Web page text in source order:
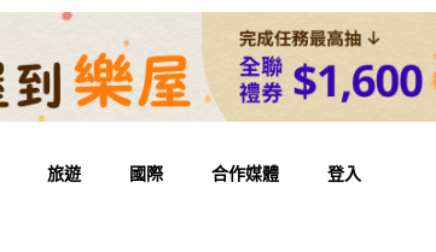
旅遊 國際 合作媒體 登入